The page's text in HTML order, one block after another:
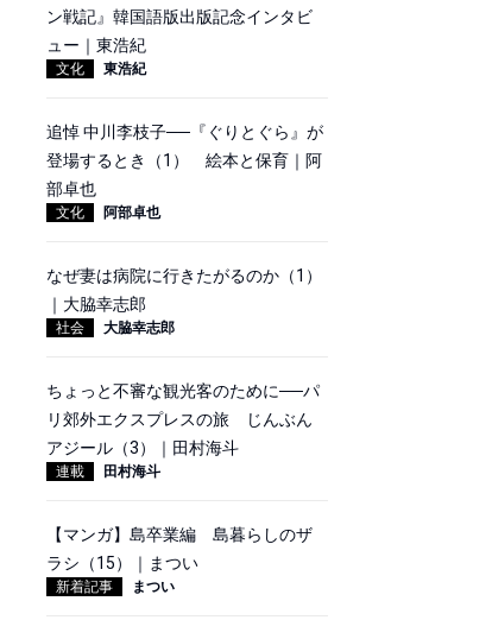
ン戦記』韓国語版出版記念インタビ
ュー｜東浩紀
文化 東浩紀
追悼 中川李枝子──『ぐりとぐら』が
登場するとき（1） 絵本と保育｜阿
部卓也
文化 阿部卓也
なぜ妻は病院に行きたがるのか（1）
｜大脇幸志郎
社会 大脇幸志郎
ちょっと不審な観光客のために──パ
リ郊外エクスプレスの旅 じんぶん
アジール（3）｜田村海斗
連載 田村海斗
【マンガ】島卒業編 島暮らしのザ
ラシ（15）｜まつい
新着記事 まつい